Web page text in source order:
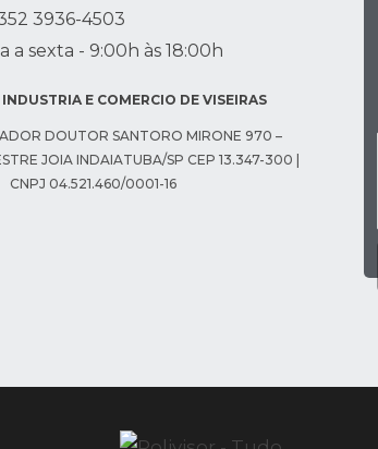
3936-4503
a sexta - 9:00h às 18:00h​
E COMERCIO DE VISEIRAS
DOUTOR SANTORO MIRONE 970 –
JOIA INDAIATUBA/SP CEP 13.347-300 |
CNPJ 04.521.460/0001-16